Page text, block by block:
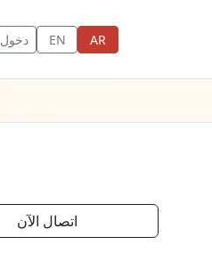
AR
EN دخول
اتصال الآن